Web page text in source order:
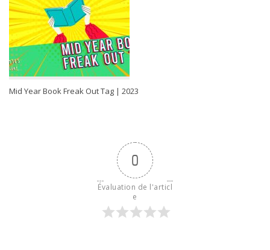
Mid Year Book Freak Out Tag | 2023
0
Évaluation de l'articl
e